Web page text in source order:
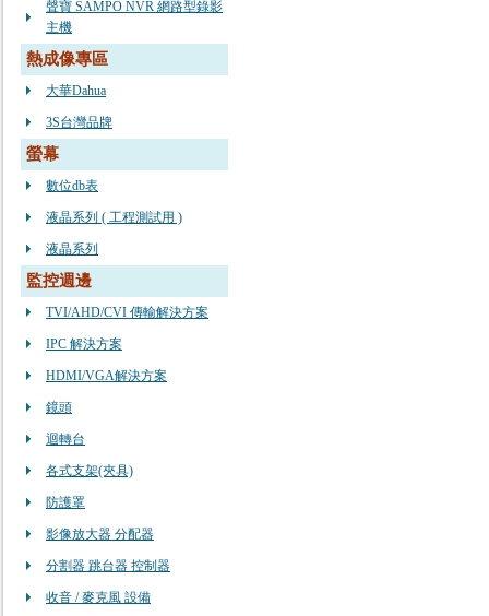
聲寶 SAMPO NVR 網路型錄影
主機
熱成像專區
大華Dahua
3S台灣品牌
螢幕
數位db表
液晶系列 ( 工程測試用 )
液晶系列
監控週邊
TVI/AHD/CVI 傳輸解決方案
IPC 解決方案
HDMI/VGA解決方案
鏡頭
迴轉台
各式支架(夾具)
防護罩
影像放大器 分配器
分割器 跳台器 控制器
收音 / 麥克風 設備